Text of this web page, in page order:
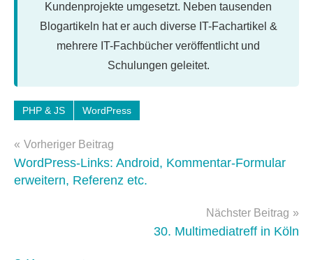
Kundenprojekte umgesetzt. Neben tausenden
Blogartikeln hat er auch diverse IT-Fachartikel &
mehrere IT-Fachbücher veröffentlicht und
Schulungen geleitet.
Schlagwörter:
Tipps
PHP & JS WordPress
Beitragsnavigation
Vorheriger Beitrag
WordPress-Links: Android, Kommentar-Formular
erweitern, Referenz etc.
Nächster Beitrag
30. Multimediatreff in Köln